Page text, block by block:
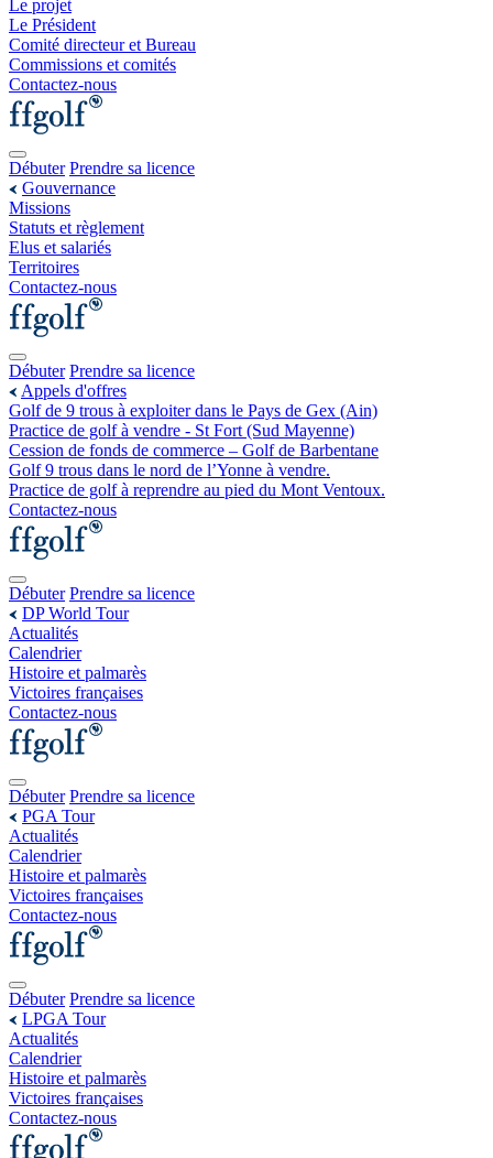
Le projet
Le Président
Comité directeur et Bureau
Commissions et comités
Contactez-nous
Débuter Prendre sa licence
Gouvernance
Missions
Statuts et règlement
Elus et salariés
Territoires
Contactez-nous
Débuter Prendre sa licence
Appels d'offres
Golf de 9 trous à exploiter dans le Pays de Gex (Ain)
Practice de golf à vendre - St Fort (Sud Mayenne)
Cession de fonds de commerce – Golf de Barbentane
Golf 9 trous dans le nord de l’Yonne à vendre.
Practice de golf à reprendre au pied du Mont Ventoux.
Contactez-nous
Débuter Prendre sa licence
DP World Tour
Actualités
Calendrier
Histoire et palmarès
Victoires françaises
Contactez-nous
Débuter Prendre sa licence
PGA Tour
Actualités
Calendrier
Histoire et palmarès
Victoires françaises
Contactez-nous
Débuter Prendre sa licence
LPGA Tour
Actualités
Calendrier
Histoire et palmarès
Victoires françaises
Contactez-nous